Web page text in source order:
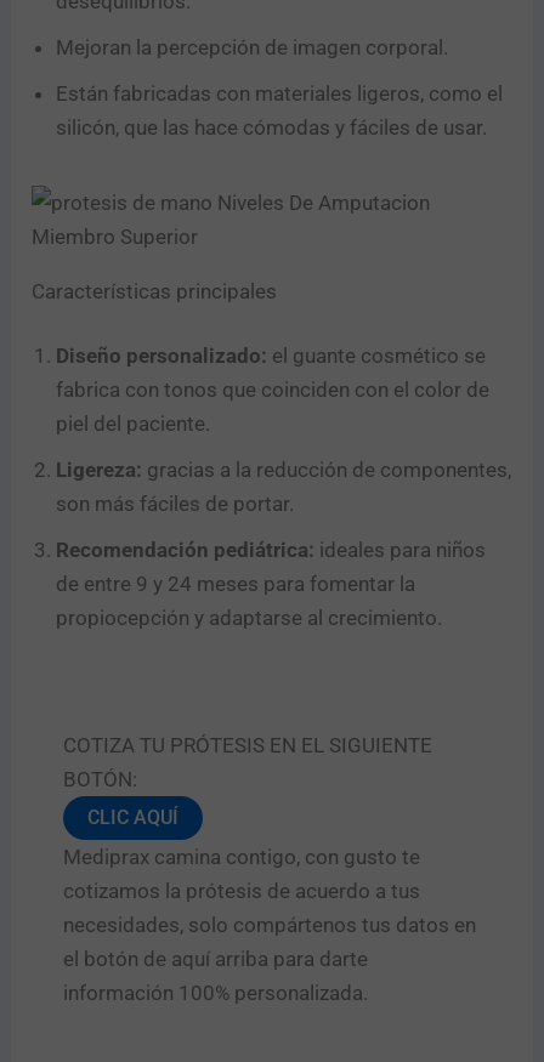
Mejoran la percepción de imagen corporal.
Están fabricadas con materiales ligeros, como el
silicón, que las hace cómodas y fáciles de usar.
Características principales
Diseño personalizado: el guante cosmético se
fabrica con tonos que coinciden con el color de
piel del paciente.
Ligereza: gracias a la reducción de componentes,
son más fáciles de portar.
Recomendación pediátrica: ideales para niños
de entre 9 y 24 meses para fomentar la
propiocepción y adaptarse al crecimiento.
COTIZA TU PRÓTESIS EN EL SIGUIENTE
BOTÓN:
CLIC AQUÍ
Mediprax camina contigo, con gusto te
cotizamos la prótesis de acuerdo a tus
necesidades, solo compártenos tus datos en
el botón de aquí arriba para darte
información 100% personalizada.